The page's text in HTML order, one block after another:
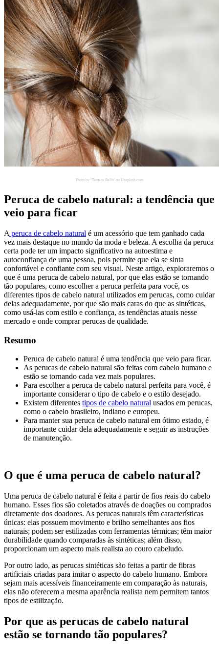
Photo by ‘Tamara Bellis’ on Unsplash.com
Peruca de cabelo natural: a tendência que
veio para ficar
A peruca de cabelo natural é um acessório que tem ganhado cada
vez mais destaque no mundo da moda e beleza. A escolha da peruca
certa pode ter um impacto significativo na autoestima e
autoconfiança de uma pessoa, pois permite que ela se sinta
confortável e confiante com seu visual. Neste artigo, exploraremos o
que é uma peruca de cabelo natural, por que elas estão se tornando
tão populares, como escolher a peruca perfeita para você, os
diferentes tipos de cabelo natural utilizados em perucas, como cuidar
delas adequadamente, por que são mais caras do que as sintéticas,
como usá-las com estilo e confiança, as tendências atuais nesse
mercado e onde comprar perucas de qualidade.
Resumo
Peruca de cabelo natural é uma tendência que veio para ficar.
As perucas de cabelo natural são feitas com cabelo humano e
estão se tornando cada vez mais populares.
Para escolher a peruca de cabelo natural perfeita para você, é
importante considerar o tipo de cabelo e o estilo desejado.
Existem diferentes tipos de cabelo natural usados em perucas,
como o cabelo brasileiro, indiano e europeu.
Para manter sua peruca de cabelo natural em ótimo estado, é
importante cuidar dela adequadamente e seguir as instruções
de manutenção.
O que é uma peruca de cabelo natural?
Uma peruca de cabelo natural é feita a partir de fios reais do cabelo
humano. Esses fios são coletados através de doações ou comprados
diretamente dos doadores. As perucas naturais têm características
únicas: elas possuem movimento e brilho semelhantes aos fios
naturais; podem ser estilizadas com ferramentas térmicas; têm maior
durabilidade quando comparadas às sintéticas; além disso,
proporcionam um aspecto mais realista ao couro cabeludo.
Por outro lado, as perucas sintéticas são feitas a partir de fibras
artificiais criadas para imitar o aspecto do cabelo humano. Embora
sejam mais acessíveis financeiramente em comparação às naturais,
elas não oferecem a mesma aparência realista nem permitem tantos
tipos de estilização.
Por que as perucas de cabelo natural
estão se tornando tão populares?